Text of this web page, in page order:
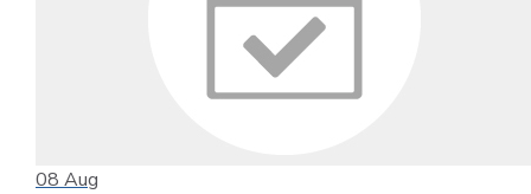
08 Aug